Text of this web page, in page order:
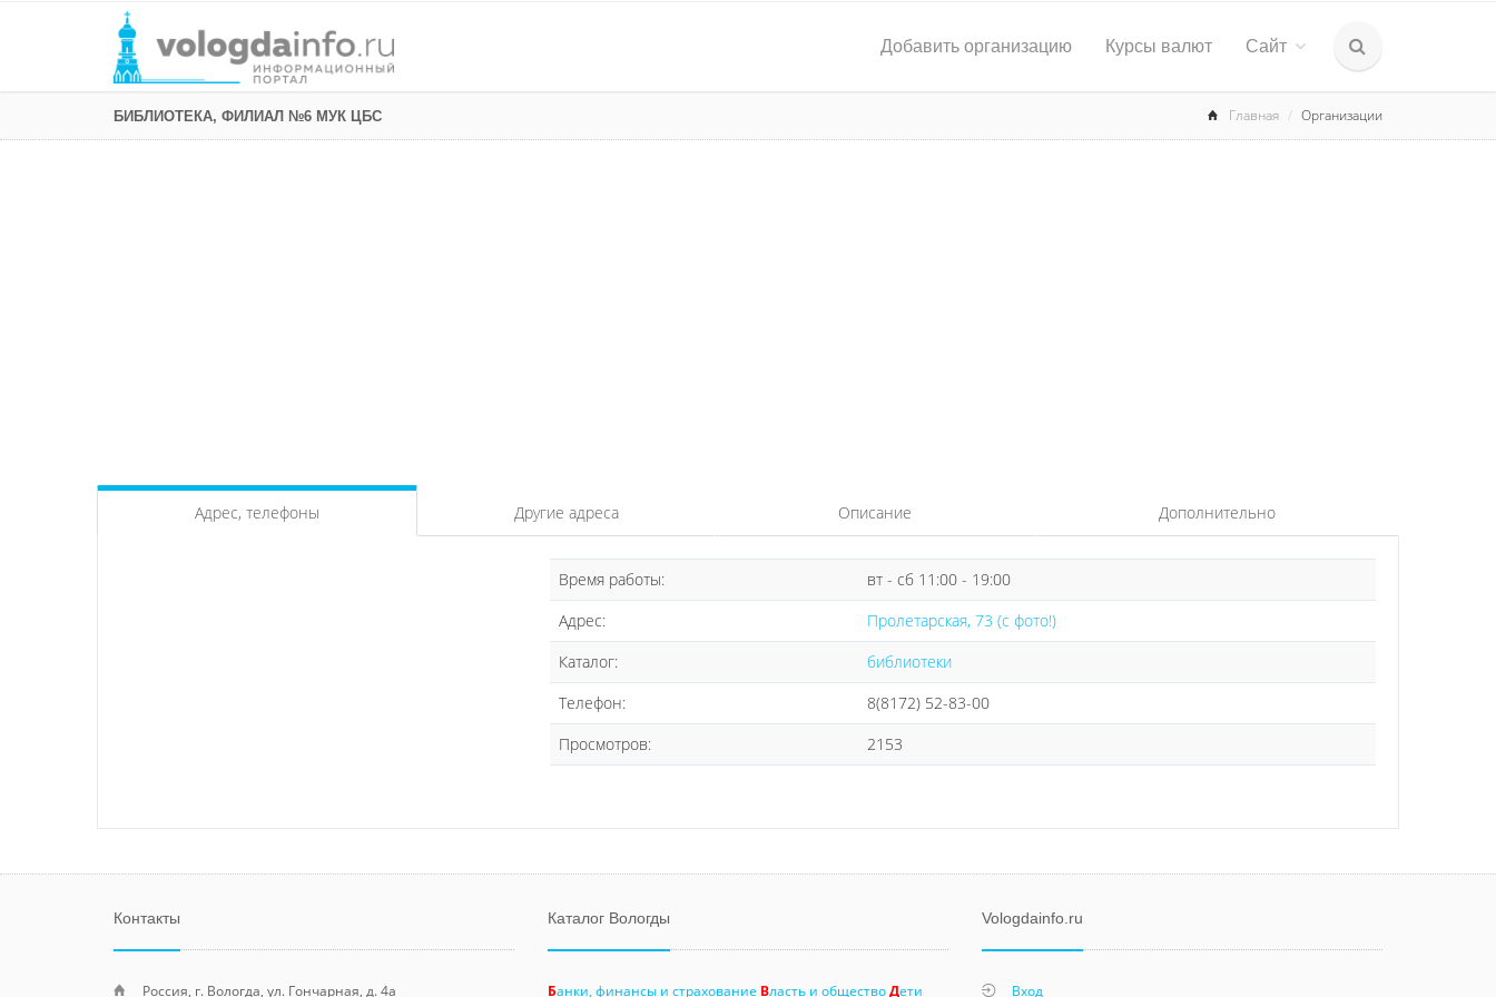
Добавить организацию Курсы валют Сайт
БИБЛИОТЕКА, ФИЛИАЛ №6 МУК ЦБС Главная Организации
Адрес, телефоны Другие адреса Описание Дополнительно
Время работы:
вт - сб 11:00 - 19:00
Адрес:
Пролетарская, 73 (с фото!)
Каталог:
библиотеки
Телефон:
8(8172) 52-83-00
Просмотров:
2153
Контакты
Россия, г. Вологда, ул. Гончарная, д. 4а
Каталог Вологды
Банки, финансы и страхование Власть и обществоДети
Vologdainfo.ru
Вход